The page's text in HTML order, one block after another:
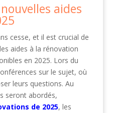
aides
cesse, et il est crucial de
aides à la rénovation
en 2025. Lors du
sur le sujet, où
leurs questions. Au
seront abordés,
de 2025, les